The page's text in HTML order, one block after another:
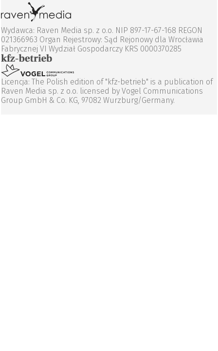
Wydawca: Raven Media sp. z o.o. NIP 897-17-67-168 REGON
021366963 Organ Rejestrowy: Sąd Rejonowy dla Wrocławia
Fabrycznej VI Wydział Gospodarczy KRS 0000370285
Licencja: The Polish edition of "kfz-betrieb" is a publication of
Raven Media sp. z o.o. licensed by Vogel Communications
Group GmbH & Co. KG, 97082 Wurzburg/Germany.